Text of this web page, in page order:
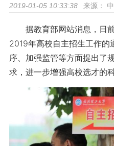
2019-01-05 10:33:38 来源：
据教育部网站消息，日前
2019年高校自主招生工作的
序、加强监管等方面提出了
求，进一步增强高校选才的